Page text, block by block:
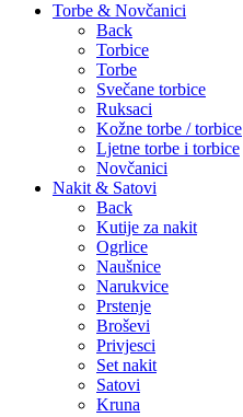
Torbe & Novčanici
Back
Torbice
Torbe
Svečane torbice
Ruksaci
Kožne torbe / torbice
Ljetne torbe i torbice
Novčanici
Nakit & Satovi
Back
Kutije za nakit
Ogrlice
Naušnice
Narukvice
Prstenje
Broševi
Privjesci
Set nakit
Satovi
Kruna